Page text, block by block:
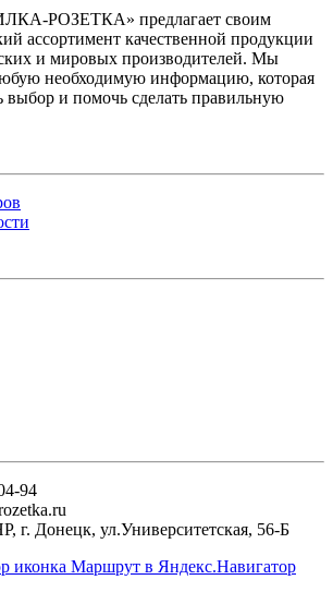
РОЗЕТКА» предлагает своим
ассортимент качественной продукции
и мировых производителей. Мы
необходимую информацию, которая
выбор и помочь сделать правильную
94
г. Донецк, ул.Университетская, 56-Б
Маршрут в Яндекс.Навигатор